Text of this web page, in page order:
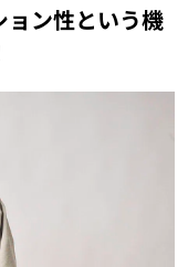
ン性という機